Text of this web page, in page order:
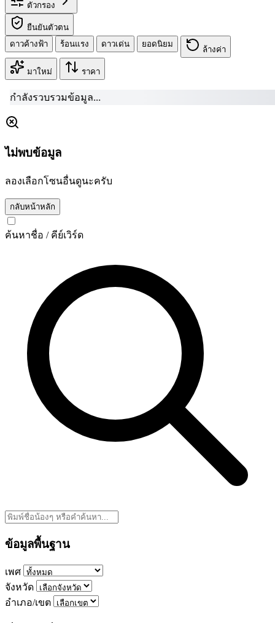
ตัวกรอง
ยืนยันตัวตน
ดาวค้างฟ้า
ร้อนแรง ดาวเด่น ยอดนิยม
ล้างค่า
มาใหม่ ราคา
ไม่พบข้อมูล
ลองเลือกโซนอื่นดูนะครับ
กลับหน้าหลัก
ค้นหาชื่อ / คีย์เวิร์ด
ข้อมูลพื้นฐาน
เพศ
จังหวัด
อำเภอ/เขต